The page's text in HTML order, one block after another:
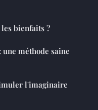
bienfaits ?
méthode saine
l'imaginaire